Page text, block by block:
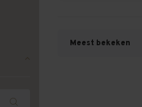
Meest bekeken